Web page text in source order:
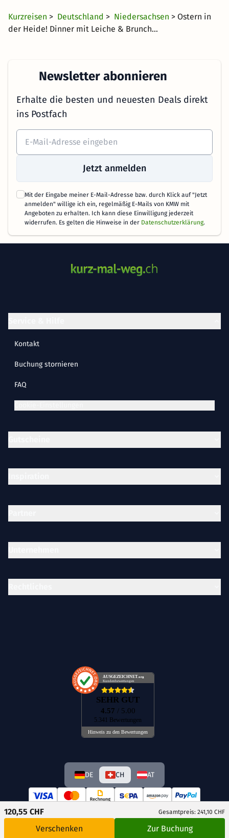
120,55 CHF Gesamtpreis: 241,10 CHF
Verschenken Zur Buchung
Kurzreisen > Deutschland > Niedersachsen > Ostern in
der Heide! Dinner mit Leiche & Brunch...
Newsletter abonnieren
Erhalte die besten und neuesten Deals direkt
ins Postfach
Jetzt anmelden
Mit der Eingabe meiner E-Mail-Adresse bzw. durch Klick auf "Jetzt
anmelden" willige ich ein, regelmäßig E-Mails von KMW mit
Angeboten zu erhalten. Ich kann diese Einwilligung jederzeit
widerrufen. Es gelten die Hinweise in der Datenschutzerklärung.
AUSGEZEICHNET.org
Kundenbewertungen
SEHR GUT
4.57 / 5.00
5.341 Bewertungen
Hinweis zu den Bewertungen
Kontakt
Buchung stornieren
FAQ
DE CH AT
© GetAway Travel GmbH 2026 Alle Rechte vorbehalten.